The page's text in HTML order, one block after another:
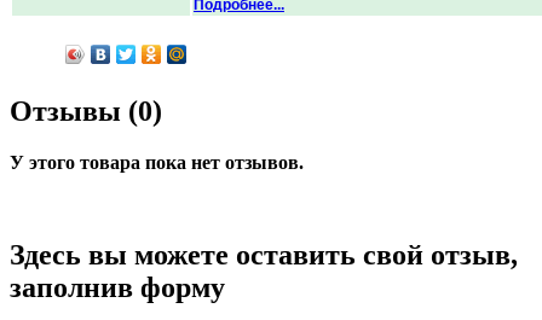
Подробнее...
Отзывы (0)
У этого товара пока нет отзывов.
Здесь вы можете оставить свой отзыв,
заполнив форму